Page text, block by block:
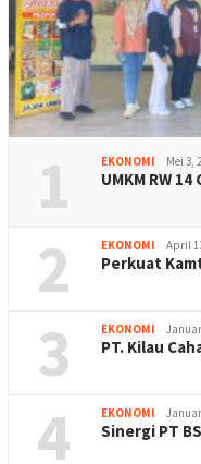
1 EKONOMI Mei 3,
UMKM RW
2 EKONOMI April
Perkuat
3 EKONOMI
PT. Kilau
4 EKONOMI
Sinergi PT